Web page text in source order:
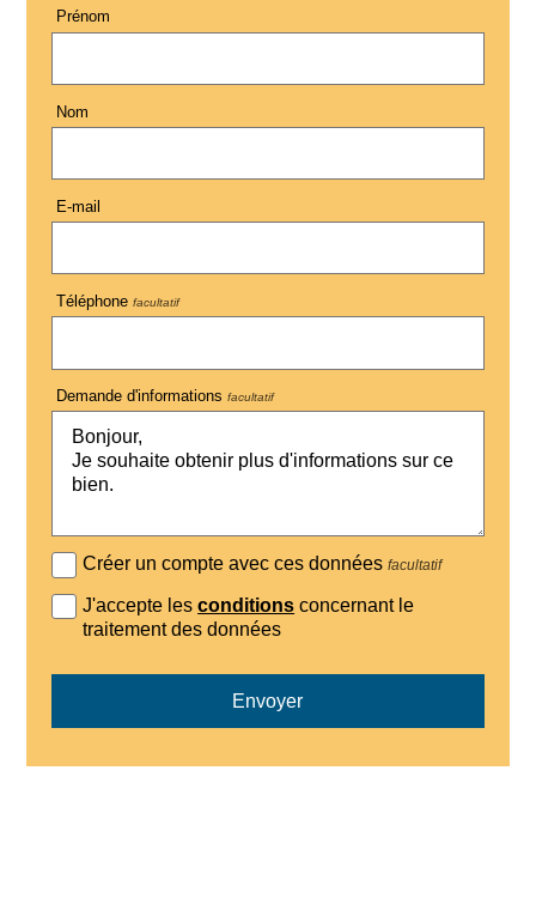
Prénom
Nom
E-mail
Téléphone facultatif
Demande d'informations facultatif
Créer un compte avec ces donnéesfacultatif
J'accepte lesconditions concernant le
traitement des données
Envoyer